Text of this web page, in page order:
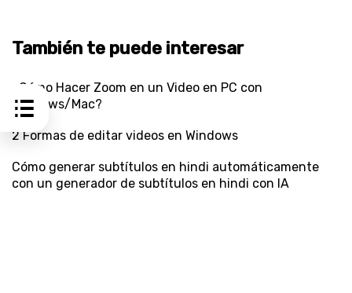
También te puede interesar
¿Cómo Hacer Zoom en un Video en PC con
Windows/Mac?
2 Formas de editar videos en Windows
Cómo generar subtítulos en hindi automáticamente
con un generador de subtítulos en hindi con IA